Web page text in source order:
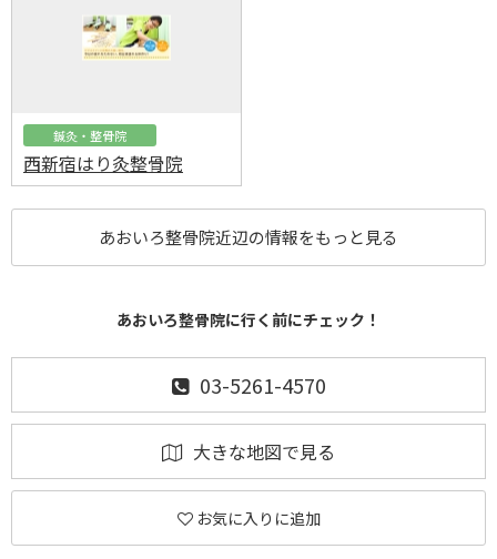
鍼灸・整骨院
西新宿はり灸整骨院
あおいろ整骨院近辺の情報をもっと見る
あおいろ整骨院に行く前にチェック！
03-5261-4570
大きな地図で見る
お気に入りに追加